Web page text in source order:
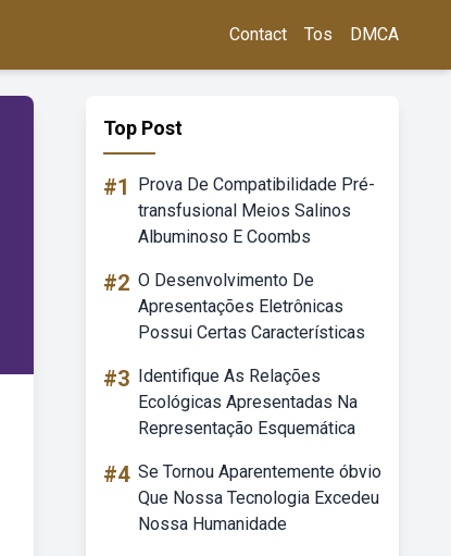
Contact Tos DMCA
Top Post
#1
Prova De Compatibilidade Pré-
transfusional Meios Salinos
Albuminoso E Coombs
#2 O Desenvolvimento De
Apresentações Eletrônicas
Possui Certas Características
#3 Identifique As Relações
Ecológicas Apresentadas Na
Representação Esquemática
#4 Se Tornou Aparentemente óbvio
Que Nossa Tecnologia Excedeu
Nossa Humanidade